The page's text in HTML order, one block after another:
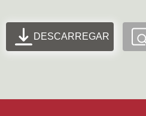
DESCARREGAR